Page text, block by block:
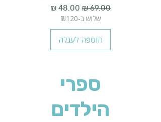
מחיר רגיל מחיר מבצע
שלוש ב-₪120
הוספה לעגלה
ספרי
הילדים